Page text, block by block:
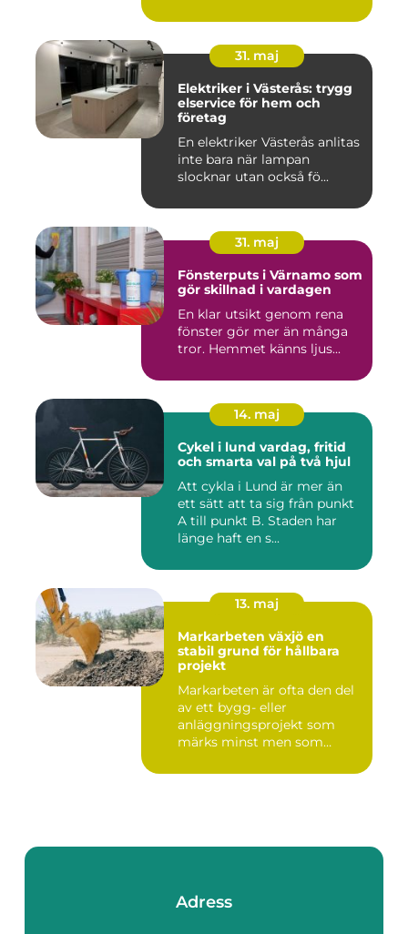
31. maj
Elektriker i Västerås: trygg
elservice för hem och
företag
En elektriker Västerås anlitas
inte bara när lampan
slocknar utan också fö...
31. maj
Fönsterputs i Värnamo som
gör skillnad i vardagen
En klar utsikt genom rena
fönster gör mer än många
tror. Hemmet känns ljus...
14. maj
Cykel i lund vardag, fritid
och smarta val på två hjul
Att cykla i Lund är mer än
ett sätt att ta sig från punkt
A till punkt B. Staden har
länge haft en s...
13. maj
Markarbeten växjö en
stabil grund för hållbara
projekt
Markarbeten är ofta den del
av ett bygg- eller
anläggningsprojekt som
märks minst men som
Adress